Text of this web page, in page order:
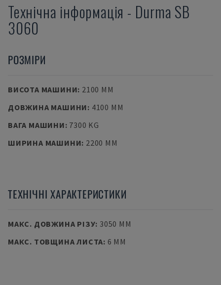
Технічна інформація - Durma SB
3060
РОЗМІРИ
ВИСОТА МАШИНИ: 2100 MM
ДОВЖИНА МАШИНИ: 4100 MM
ВАГА МАШИНИ: 7300 KG
ШИРИНА МАШИНИ: 2200 MM
ТЕХНІЧНІ ХАРАКТЕРИСТИКИ
МАКС. ДОВЖИНА РІЗУ: 3050 MM
МАКС. ТОВЩИНА ЛИСТА: 6 MM